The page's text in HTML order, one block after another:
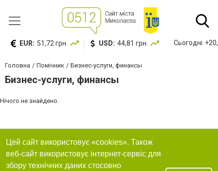
EUR: 51,72 грн. USD: 44,81 грн. Сьогодні
Головна Помічник Бизнес-услуги, финансы
Бизнес-услуги, финансы
Нічого не знайдено.
Цей сайт використовує «cookies». Також
веб-сайт використовує інтернет-сервіс для
збору технічних даних стосовно